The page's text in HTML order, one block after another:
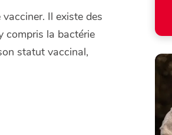
Il existe des
compris la bactérie
statut vaccinal,